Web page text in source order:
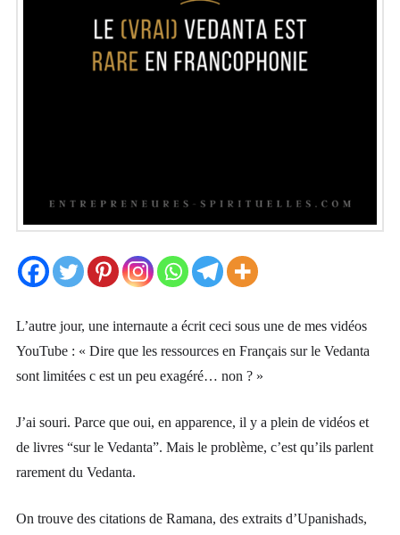
L’autre jour, une internaute a écrit ceci sous une de mes vidéos
YouTube : « Dire que les ressources en Français sur le Vedanta
sont limitées c est un peu exagéré… non ? »
J’ai souri. Parce que oui, en apparence, il y a plein de vidéos et
de livres “sur le Vedanta”. Mais le problème, c’est qu’ils parlent
rarement du Vedanta.
On trouve des citations de Ramana, des extraits d’Upanishads,